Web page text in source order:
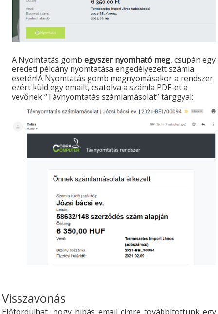
A Nyomtatás gombegyszer nyomható meg, csupán egy
eredeti példány nyomtatása engedélyezett számla
esetén!A Nyomtatás gomb megnyomásakor a rendszer
ezért küld egy emailt, csatolva a számla PDF-et a
vevőnek “Távnyomtatás számlamásolat” tárggyal:
Visszavonás
Előfordulhat, hogy hibás email címre továbbítottunk egy